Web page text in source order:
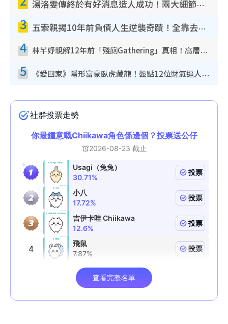
湯洛雯傳終於有好消息造人成功！兩大細節曝孕味極濃惹猜測：大肚婆先會咁！
3 五索親揭10年前負債人生逆襲奇蹟！全靠去一地方轉運後即遇上馬先生
4 林芊妤親解12年前「殘廁Gathering」真相！高層解約一句話重創尊嚴至今拒返TVB
5 《愛回家》隱形富豪臥虎藏龍！盤點12位財氣逼人的有錢藝人：呢位靚女3億身家唔憂做